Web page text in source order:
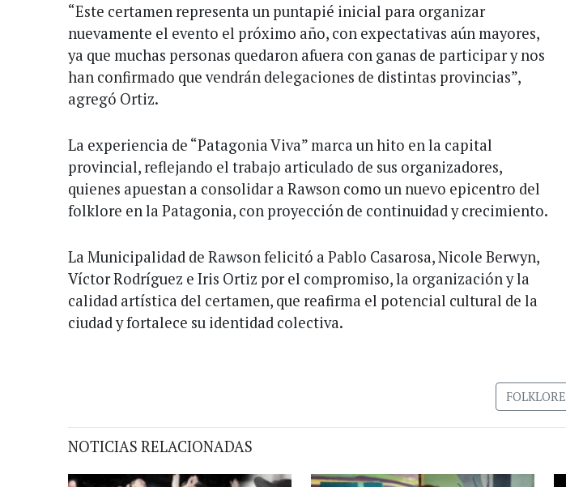
“Este certamen representa un puntapié inicial para organizar
nuevamente el evento el próximo año, con expectativas aún mayores,
ya que muchas personas quedaron afuera con ganas de participar y nos
han confirmado que vendrán delegaciones de distintas provincias”,
agregó Ortiz.
La experiencia de “Patagonia Viva” marca un hito en la capital
provincial, reflejando el trabajo articulado de sus organizadores,
quienes apuestan a consolidar a Rawson como un nuevo epicentro del
folklore en la Patagonia, con proyección de continuidad y crecimiento.
La Municipalidad de Rawson felicitó a Pablo Casarosa, Nicole Berwyn,
Víctor Rodríguez e Iris Ortiz por el compromiso, la organización y la
calidad artística del certamen, que reafirma el potencial cultural de la
ciudad y fortalece su identidad colectiva.
FOLKLORE
NOTICIAS RELACIONADAS